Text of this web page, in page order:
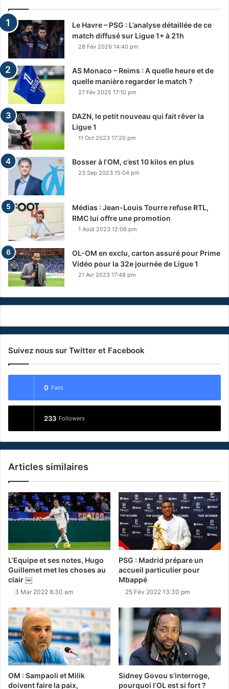
Le Havre – PSG : L’analyse détaillée de ce
match diffusé sur Ligue 1+ à 21h
28 Fév 2026 14:40 pm
AS Monaco – Reims : A quelle heure et de
quelle manière regarder le match ?
27 Fév 2025 17:10 pm
DAZN, le petit nouveau qui fait rêver la
Ligue 1
11 Oct 2023 17:20 pm
Bosser à l’OM, c’est 10 kilos en plus
23 Sep 2023 15:04 pm
Médias : Jean-Louis Tourre refuse RTL,
RMC lui offre une promotion
1 Août 2023 12:06 pm
OL-OM en exclu, carton assuré pour Prime
Vidéo pour la 32e journée de Ligue 1
21 Avr 2023 17:48 pm
Suivez nous sur Twitter et Facebook
0 Fans
233 Followers
Articles similaires
L’Equipe et ses notes, Hugo
Guillemet met les choses au
clair ￼
3 Mar 2022 8:30 am
PSG : Madrid prépare un
accueil particulier pour
Mbappé
25 Fév 2022 13:30 pm
OM : Sampaoli et Milik
doivent faire la paix,
Sidney Govou s’interroge,
pourquoi l’OL est si fort ?